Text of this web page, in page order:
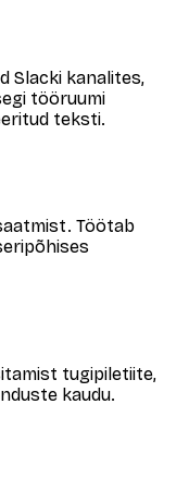
Slacki kanalites,
tööruumi
teksti.
Töötab
tugipiletiite,
kaudu.